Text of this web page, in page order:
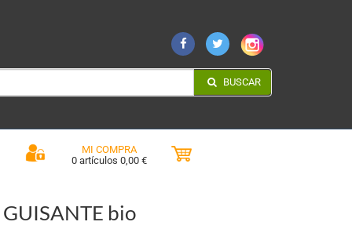
BUSCAR
MI COMPRA
0 artículos 0,00 €
bio